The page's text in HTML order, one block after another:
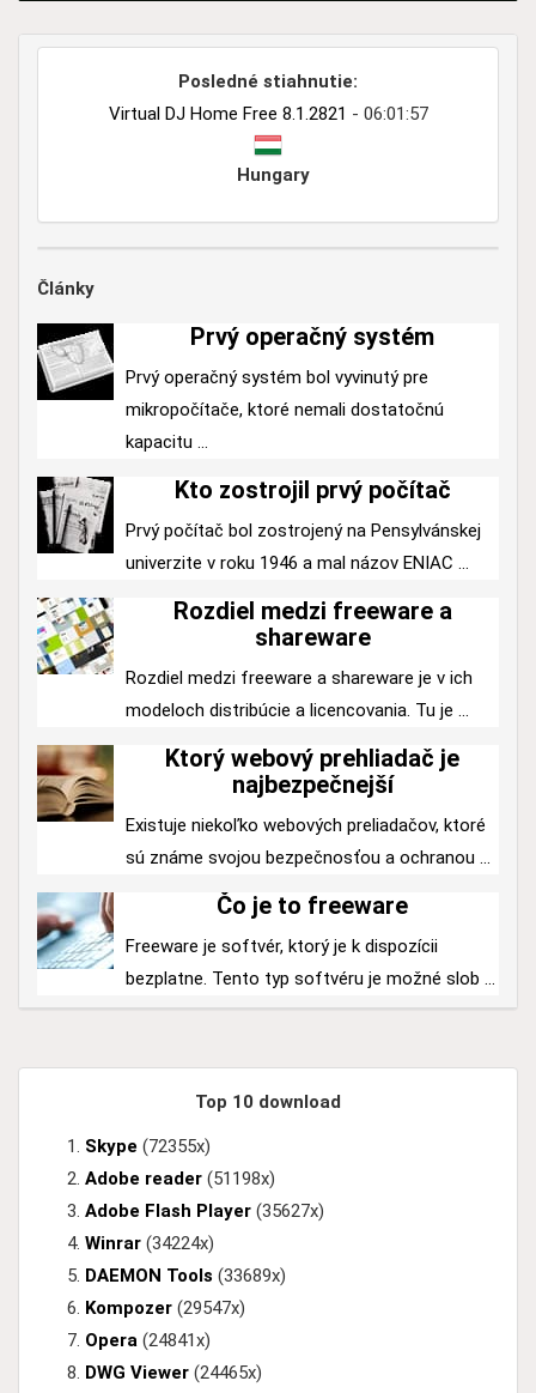
Posledné stiahnutie:
Virtual DJ Home Free 8.1.2821 - 06:01:57
Hungary
Články
Prvý operačný systém
Prvý operačný systém bol vyvinutý pre
mikropočítače, ktoré nemali dostatočnú
kapacitu ...
Kto zostrojil prvý počítač
Prvý počítač bol zostrojený na Pensylvánskej
univerzite v roku 1946 a mal názov ENIAC ...
Rozdiel medzi freeware a
shareware
Rozdiel medzi freeware a shareware je v ich
modeloch distribúcie a licencovania. Tu je ...
Ktorý webový prehliadač je
najbezpečnejší
Existuje niekoľko webových preliadačov, ktoré
sú známe svojou bezpečnosťou a ochranou ...
Čo je to freeware
Freeware je softvér, ktorý je k dispozícii
bezplatne. Tento typ softvéru je možné slob ...
Top 10 download
Skype (72355x)
Adobe reader (51198x)
Adobe Flash Player (35627x)
Winrar (34224x)
DAEMON Tools (33689x)
Kompozer (29547x)
Opera (24841x)
DWG Viewer (24465x)